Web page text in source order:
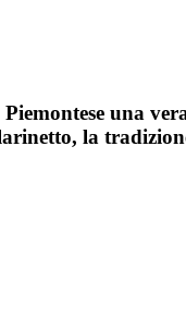
una
la